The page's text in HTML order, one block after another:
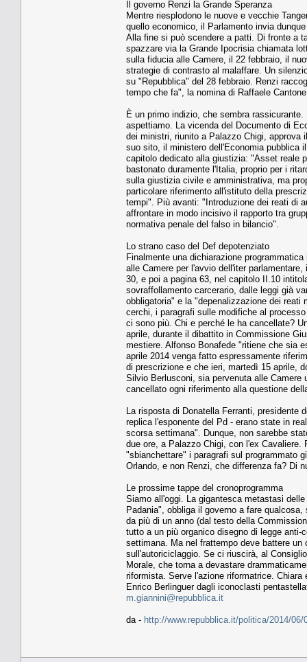
Il governo Renzi la Grande Speranza
Mentre riesplodono le nuove e vecchie
quello economico, il Parlamento invia
Alla fine si può scendere a patti. Di fronte a
spazzare via la Grande Ipocrisia chiamata
sulla fiducia alle Camere, il 22 febbraio, il
strategie di contrasto al malaffare. Un
su "Repubblica" del 28 febbraio. Renzi
tempo che fa", la nomina di Raffaele
È un primo indizio, che sembra
aspettiamo. La vicenda del Documento di
dei ministri, riunito a Palazzo Chigi, approva
suo sito, il ministero dell'Economia pubblica
capitolo dedicato alla giustizia: "Asset reale
bastonato duramente l'Italia, proprio per i
sulla giustizia civile e amministrativa, ma
particolare riferimento all'istituto della
tempi". Più avanti: "Introduzione dei reati di
affrontare in modo incisivo il rapporto tra
normativa penale del falso in bilancio".
Lo strano caso del Def depotenziato
Finalmente una dichiarazione
alle Camere per l'avvio dell'iter
30, e poi a pagina 63, nel capitolo II.10
sovraffollamento carcerario, dalle leggi già
obbligatoria" e la "depenalizzazione dei
cerchi, i paragrafi sulle modifiche al
ci sono più. Chi e perché le ha cancellate?
aprile, durante il dibattito in Commissione
mestiere. Alfonso Bonafede "ritiene che sia
aprile 2014 venga fatto espressamente
di prescrizione e che ieri, martedì 15 aprile,
Silvio Berlusconi, sia pervenuta alle Camere
cancellato ogni riferimento alla questione
La risposta di Donatella Ferranti, presidente
replica l'esponente del Pd - erano state in
scorsa settimana". Dunque, non sarebbe
due ore, a Palazzo Chigi, con l'ex
"sbianchettare" i paragrafi sul programmato
Orlando, e non Renzi, che differenza fa? Di
Le prossime tappe del cronoprogramma
Siamo all'oggi. La gigantesca metastasi
Padania", obbliga il governo a fare
da più di un anno (dal testo della
tutto a un più organico disegno di legge
settimana. Ma nel frattempo deve battere
sull'autoriciclaggio. Se ci riuscirà, al
Morale, che torna a devastare
riformista. Serve l'azione riformatrice.
Enrico Berlinguer dagli iconoclasti
m.giannini@repubblica.it
da - http://www.repubblica.it/politica/2014/